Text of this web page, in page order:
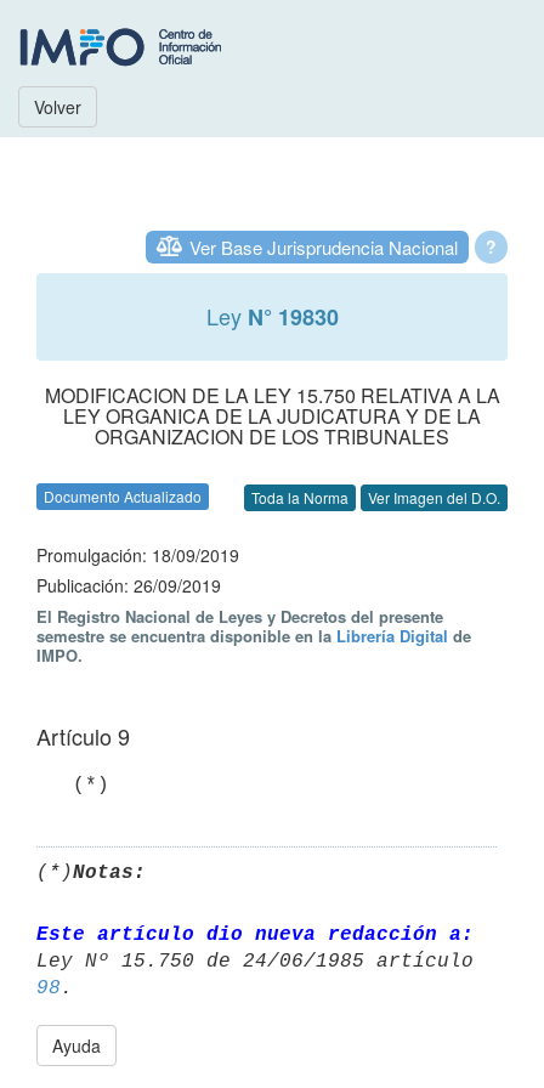
Volver
?
Ver Base Jurisprudencia Nacional
Ley N° 19830
MODIFICACION DE LA LEY 15.750 RELATIVA A LA
LEY ORGANICA DE LA JUDICATURA Y DE LA
ORGANIZACION DE LOS TRIBUNALES
Documento Actualizado Toda la Norma Ver Imagen del D.O.
Promulgación: 18/09/2019
Publicación: 26/09/2019
El Registro Nacional de Leyes y Decretos del presente
semestre se encuentra disponible en la Librería Digital de
IMPO.
Artículo 9
   (*)
(*)Notas:
Este artículo dio nueva redacción a:
98
Ayuda